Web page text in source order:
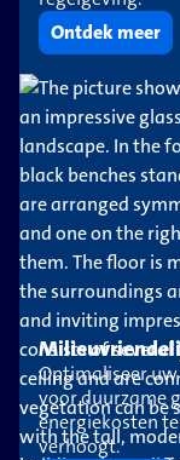
Ontdek meer
Optimaliseer
voor duurzame
energiekosten
verhoogt.